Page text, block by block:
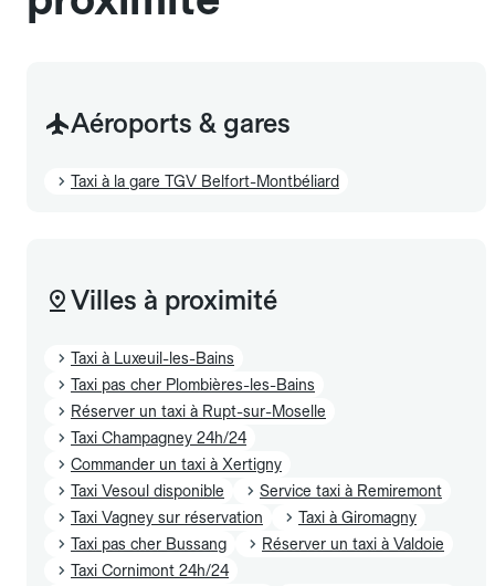
Aéroports & gares
Taxi à la gare TGV Belfort-Montbéliard
Villes à proximité
Taxi à Luxeuil-les-Bains
Taxi pas cher Plombières-les-Bains
Réserver un taxi à Rupt-sur-Moselle
Taxi Champagney 24h/24
Commander un taxi à Xertigny
Taxi Vesoul disponible
Service taxi à Remiremont
Taxi Vagney sur réservation
Taxi à Giromagny
Taxi pas cher Bussang
Réserver un taxi à Valdoie
Taxi Cornimont 24h/24